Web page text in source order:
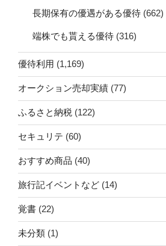
長期保有の優遇がある優待 (662)
端株でも貰える優待 (316)
優待利用 (1,169)
オークション売却実績 (77)
ふるさと納税 (122)
セキュリテ (60)
おすすめ商品 (40)
旅行記イベントなど (14)
覚書 (22)
未分類 (1)